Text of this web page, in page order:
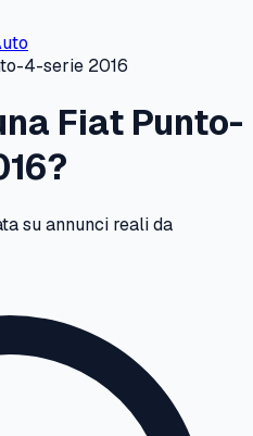
4-serie 2016
Fiat Punto-
?
su annunci reali da